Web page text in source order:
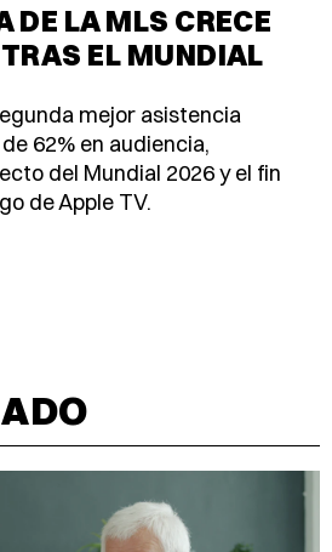
DE LA MLS CRECE
EL MUNDIAL
mejor asistencia
62% en audiencia,
del Mundial 2026 y el fin
de Apple TV.